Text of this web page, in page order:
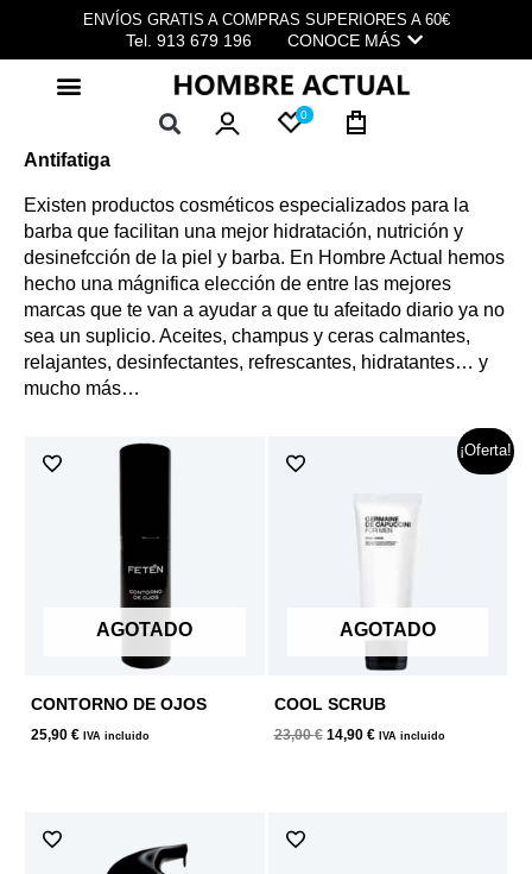
contenido
ENVÍOS GRATIS A COMPRAS SUPERIORES A 60€
Tel. 913 679 196 CONOCE MÁS
0
Antifatiga
Existen productos cosméticos especializados para la
barba que facilitan una mejor hidratación, nutrición y
desinefcción de la piel y barba. En Hombre Actual hemos
hecho una mágnifica elección de entre las mejores
marcas que te van a ayudar a que tu afeitado diario ya no
sea un suplicio. Aceites, champus y ceras calmantes,
relajantes, desinfectantes, refrescantes, hidratantes… y
mucho más…
AGOTADO
CONTORNO DE OJOS
25,90 € IVA incluido
¡Oferta!
AGOTADO
COOL SCRUB
23,00€
23,00 €.
14,90 €
14,90 €.
IVA incluido